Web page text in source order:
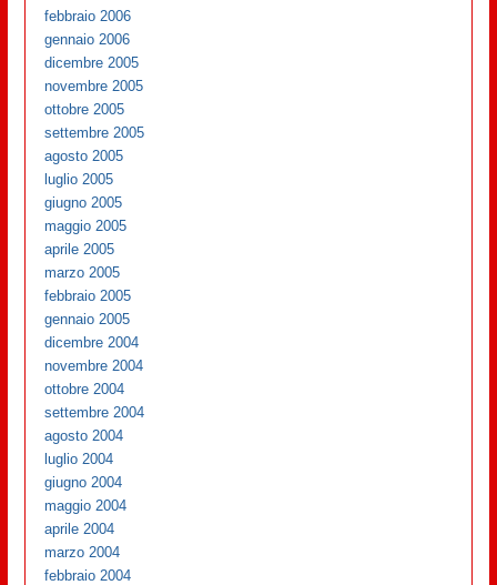
febbraio 2006
gennaio 2006
dicembre 2005
novembre 2005
ottobre 2005
settembre 2005
agosto 2005
luglio 2005
giugno 2005
maggio 2005
aprile 2005
marzo 2005
febbraio 2005
gennaio 2005
dicembre 2004
novembre 2004
ottobre 2004
settembre 2004
agosto 2004
luglio 2004
giugno 2004
maggio 2004
aprile 2004
marzo 2004
febbraio 2004